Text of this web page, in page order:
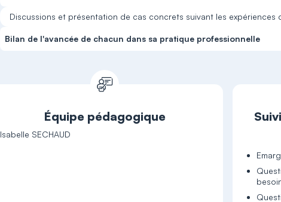
Discussions et présentation de cas concrets suivant les
Bilan de l'avancée de chacun dans sa pratique professionnelle
Équipe pédagogique
Isabelle SECHAUD